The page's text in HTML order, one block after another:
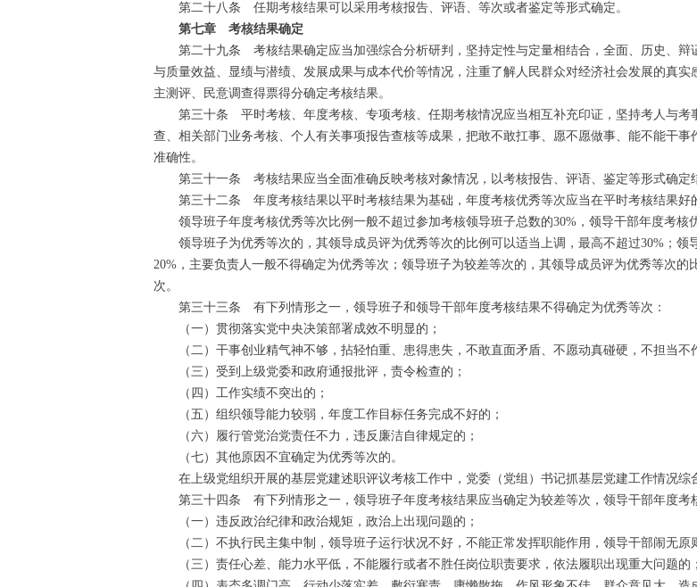
第二十八条 任期考核结果可以采用考核报告、评语、等次或者鉴定等形式确定。
第七章 考核结果确定
第二十九条 考核结果确定应当加强综合分析研判，坚持定性与定量相结合，全面、历史、辩
与质量效益、显绩与潜绩、发展成果与成本代价等情况，注重了解人民群众对经济社会发展的真
主测评、民意调查得票得分确定考核结果。
第三十条 平时考核、年度考核、专项考核、任期考核情况应当相互补充印证，坚持考人与考
查、相关部门业务考核、个人有关事项报告查核等成果，把敢不敢扛事、愿不愿做事、能不能干
准确性。
第三十一条 考核结果应当全面准确反映考核对象情况，以考核报告、评语、鉴定等形式确定
第三十二条 年度考核结果以平时考核结果为基础，年度考核优秀等次应当在平时考核结果好
领导班子年度考核优秀等次比例一般不超过参加考核领导班子总数的30%，领导干部年度考核
领导班子为优秀等次的，其领导成员评为优秀等次的比例可以适当上调，最高不超过30%；领
20%，主要负责人一般不得确定为优秀等次；领导班子为较差等次的，其领导成员评为优秀等次
次。
第三十三条 有下列情形之一，领导班子和领导干部年度考核结果不得确定为优秀等次：
（一）贯彻落实党中央决策部署成效不明显的；
（二）干事创业精气神不够，拈轻怕重、患得患失，不敢直面矛盾、不愿动真碰硬，不担当不
（三）受到上级党委和政府通报批评，责令检查的；
（四）工作实绩不突出的；
（五）组织领导能力较弱，年度工作目标任务完成不好的；
（六）履行管党治党责任不力，违反廉洁自律规定的；
（七）其他原因不宜确定为优秀等次的。
在上级党组织开展的基层党建述职评议考核工作中，党委（党组）书记抓基层党建工作情况综
第三十四条 有下列情形之一，领导班子年度考核结果应当确定为较差等次，领导干部年度考
（一）违反政治纪律和政治规矩，政治上出现问题的；
（二）不执行民主集中制，领导班子运行状况不好，不能正常发挥职能作用，领导干部闹无原
（三）责任心差、能力水平低，不能履行或者不胜任岗位职责要求，依法履职出现重大问题的；